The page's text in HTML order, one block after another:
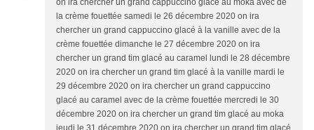
on ira chercher un grand cappuccino glacé au moka avec de
la crème fouettée samedi le 26 décembre 2020 on ira
chercher un grand cappuccino glacé à la vanille avec de la
crème fouettée dimanche le 27 décembre 2020 on ira
chercher un grand tim glacé au caramel lundi le 28 décembre
2020 on ira chercher un grand tim glacé à la vanille mardi le
29 décembre 2020 on ira chercher un grand cappuccino
glacé au caramel avec de la crème fouettée mercredi le 30
décembre 2020 on ira chercher un grand tim glacé au moka
jeudi le 31 décembre 2020 on ira chercher un grand tim glacé